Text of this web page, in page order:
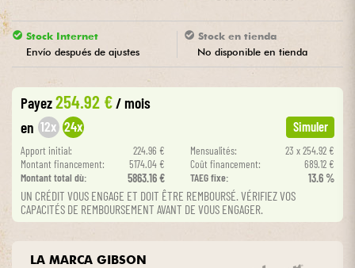
Cables & Acces.
HiFi
Bundle
Ver nuestras marcas
Stock Internet
Envío después de ajustes
Stock en tienda
No disponible en tienda
Payez254.92 €/ mois
en 12x 24x Simuler
Apport initial: 224.96 € Mensualités:
23 x 254.92 €
Montant financement:
5174.04 € Coût financement:
689.12 €
Montant total dù:
5863.16 € TAEG fixe: 13.6 %
UN CRÉDIT VOUS ENGAGE ET DOIT ÊTRE REMBOURSÉ. VÉRIFIEZ VOS
CAPACITÉS DE REMBOURSEMENT AVANT DE VOUS ENGAGER.
LA MARCA GIBSON